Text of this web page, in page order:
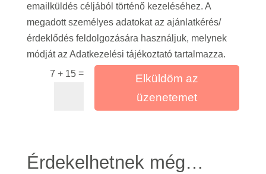
emailküldés céljából történő kezeléséhez. A
megadott személyes adatokat az ajánlatkérés/
érdeklődés feldolgozására használjuk, melynek
módját az Adatkezelési tájékoztató tartalmazza.
7 + 15 =
Elküldöm az
üzenetemet
Érdekelhetnek még…